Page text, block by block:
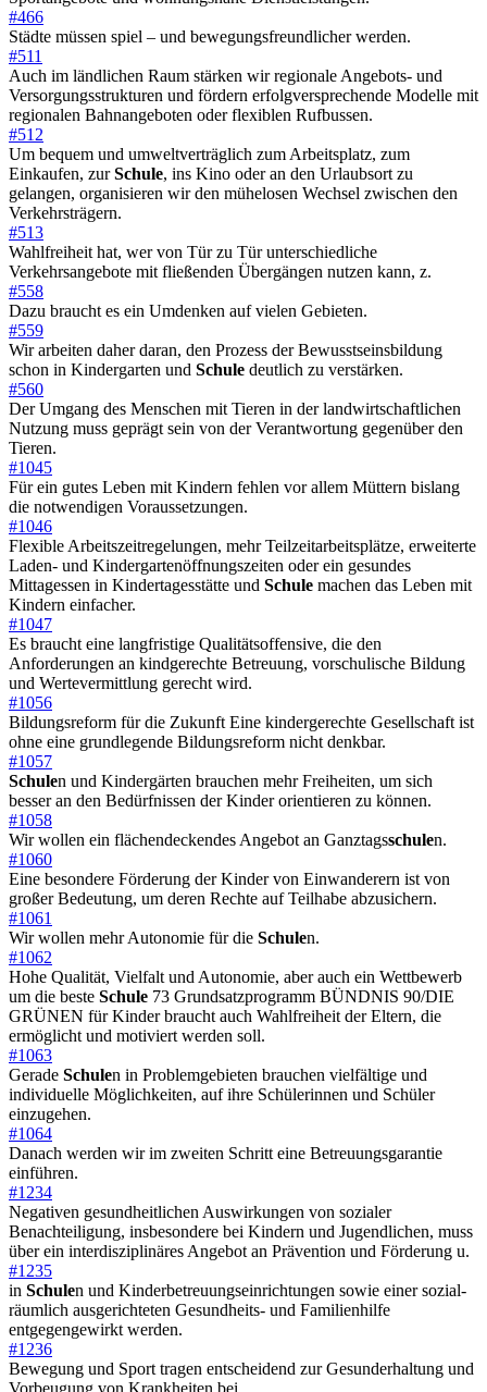
#466
Städte müssen spiel – und bewegungsfreundlicher werden.
#511
Auch im ländlichen Raum stärken wir regionale Angebots- und
Versorgungsstrukturen und fördern erfolgversprechende Modelle mit
regionalen Bahnangeboten oder flexiblen Rufbussen.
#512
Um bequem und umweltverträglich zum Arbeitsplatz, zum
Einkaufen, zurSchule, ins Kino oder an den Urlaubsort zu
gelangen, organisieren wir den mühelosen Wechsel zwischen den
Verkehrsträgern.
#513
Wahlfreiheit hat, wer von Tür zu Tür unterschiedliche
Verkehrsangebote mit fließenden Übergängen nutzen kann, z.
#558
Dazu braucht es ein Umdenken auf vielen Gebieten.
#559
Wir arbeiten daher daran, den Prozess der Bewusstseinsbildung
schon in Kindergarten und Schule deutlich zu verstärken.
#560
Der Umgang des Menschen mit Tieren in der landwirtschaftlichen
Nutzung muss geprägt sein von der Verantwortung gegenüber den
Tieren.
#1045
Für ein gutes Leben mit Kindern fehlen vor allem Müttern bislang
die notwendigen Voraussetzungen.
#1046
Flexible Arbeitszeitregelungen, mehr Teilzeitarbeitsplätze, erweiterte
Laden- und Kindergartenöffnungszeiten oder ein gesundes
Mittagessen in Kindertagesstätte und Schule machen das Leben mit
Kindern einfacher.
#1047
Es braucht eine langfristige Qualitätsoffensive, die den
Anforderungen an kindgerechte Betreuung, vorschulische Bildung
und Wertevermittlung gerecht wird.
#1056
Bildungsreform für die Zukunft Eine kindergerechte Gesellschaft ist
ohne eine grundlegende Bildungsreform nicht denkbar.
#1057
Schulen und Kindergärten brauchen mehr Freiheiten, um sich
besser an den Bedürfnissen der Kinder orientieren zu können.
#1058
Wir wollen ein flächendeckendes Angebot an Ganztagsschulen.
#1060
Eine besondere Förderung der Kinder von Einwanderern ist von
großer Bedeutung, um deren Rechte auf Teilhabe abzusichern.
#1061
Wir wollen mehr Autonomie für die Schulen.
#1062
Hohe Qualität, Vielfalt und Autonomie, aber auch ein Wettbewerb
um die beste Schule 73 Grundsatzprogramm BÜNDNIS 90/DIE
GRÜNEN für Kinder braucht auch Wahlfreiheit der Eltern, die
ermöglicht und motiviert werden soll.
#1063
Gerade Schulen in Problemgebieten brauchen vielfältige und
individuelle Möglichkeiten, auf ihre Schülerinnen und Schüler
einzugehen.
#1064
Danach werden wir im zweiten Schritt eine Betreuungsgarantie
einführen.
#1234
Negativen gesundheitlichen Auswirkungen von sozialer
Benachteiligung, insbesondere bei Kindern und Jugendlichen, muss
über ein interdisziplinäres Angebot an Prävention und Förderung u.
#1235
in Schulen und Kinderbetreuungseinrichtungen sowie einer sozial-
räumlich ausgerichteten Gesundheits- und Familienhilfe
entgegengewirkt werden.
#1236
Bewegung und Sport tragen entscheidend zur Gesunderhaltung und